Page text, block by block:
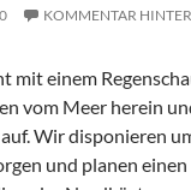
KOMMENTAR
mit einem
vom Meer herein
Wir disponieren
und planen einen